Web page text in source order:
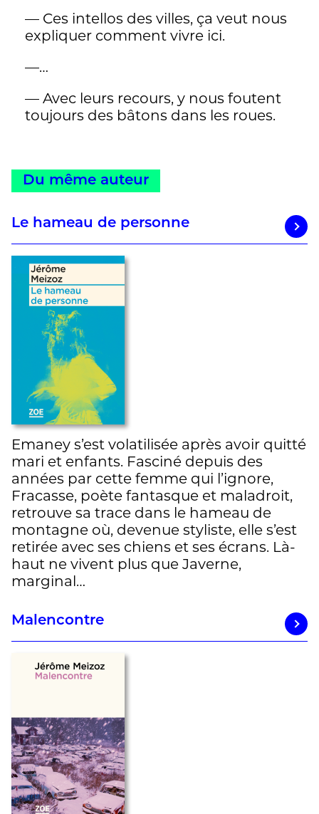
— Ces intellos des villes, ça veut nous
expliquer comment vivre ici.
—…
— Avec leurs recours, y nous foutent
toujours des bâtons dans les roues.
Du même auteur
Le hameau de personne
Emaney s’est volatilisée après avoir quitté
mari et enfants. Fasciné depuis des
années par cette femme qui l’ignore,
Fracasse, poète fantasque et maladroit,
retrouve sa trace dans le hameau de
montagne où, devenue styliste, elle s’est
retirée avec ses chiens et ses écrans. Là-
haut ne vivent plus que Javerne,
marginal…
Malencontre